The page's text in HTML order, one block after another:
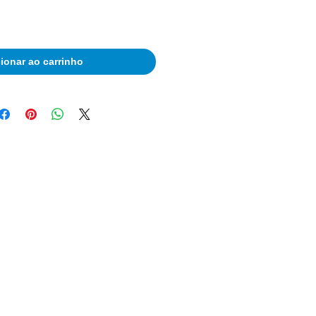
ao carrinho